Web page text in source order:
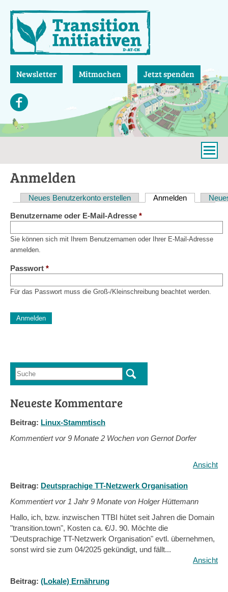
zum
Inhalt
Newsletter Mitmachen Jetzt spenden
Anmelden
Haupt-
Reiter
Neues Benutzerkonto erstellen Anmelden(aktiver
Benutzername oder E-Mail-Adresse *
Sie können sich mit Ihrem Benutzernamen oder Ihrer E-Mail-Adresse
anmelden.
Passwort *
Für das Passwort muss die Groß-/Kleinschreibung beachtet werden.
Diese Sicherheitsfrage überprüft, ob Sie ein menschlicher
Suchformular
Suche
Neueste Kommentare
Beitrag: Linux-Stammtisch
Kommentiert vor9 Monate 2 Wochen von Gernot Dorfer
Ansicht
Beitrag: Deutsprachige TT-Netzwerk Organisation
Kommentiert vor 1 Jahr 9 Monate von Holger Hüttemann
Hallo, ich, bzw. inzwischen TTBI hütet seit Jahren die Domain
"transition.town", Kosten ca. €/J. 90. Möchte die
"Deutsprachige TT-Netzwerk Organisation" evtl. übernehmen,
sonst wird sie zum 04/2025 gekündigt, und fällt...
Ansicht
Beitrag: (Lokale) Ernährung